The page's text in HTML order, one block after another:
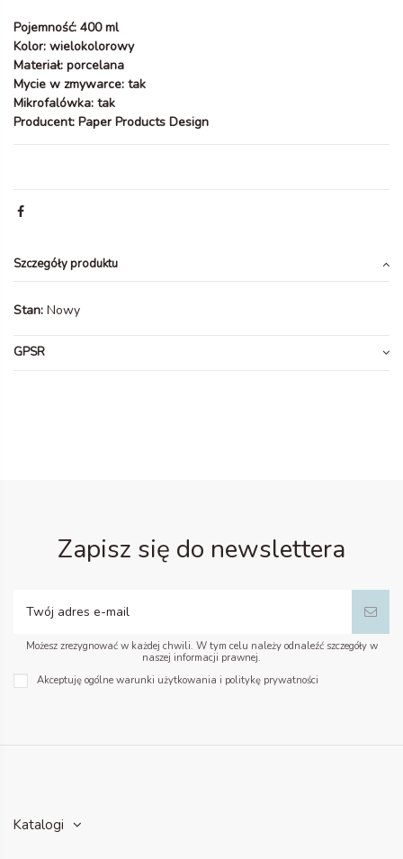
Pojemność: 400 ml
Kolor: wielokolorowy
Materiał: porcelana
Mycie w zmywarce: tak
Mikrofalówka: tak
Producent: Paper Products Design
Szczegóły produktu
Stan: Nowy
GPSR
Zapisz się do newslettera
Możesz zrezygnować w każdej chwili. W tym celu należy odnaleźć szczegóły w
naszej informacji prawnej.
Akceptuję ogólne warunki użytkowania i politykę prywatności
Katalogi